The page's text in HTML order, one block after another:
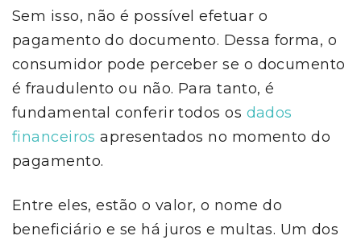
Sem isso, não é possível efetuar o
pagamento do documento. Dessa forma, o
consumidor pode perceber se o documento
é fraudulento ou não. Para tanto, é
fundamental conferir todos os dados
financeiros apresentados no momento do
pagamento.
Entre eles, estão o valor, o nome do
beneficiário e se há juros e multas. Um dos